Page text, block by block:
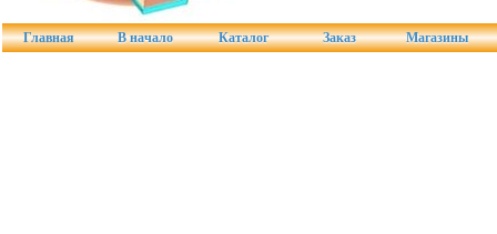
Главная В начало Каталог Заказ Магазины